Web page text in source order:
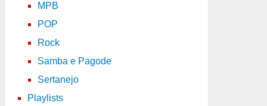
MPB
POP
Rock
Samba e Pagode
Sertanejo
Playlists